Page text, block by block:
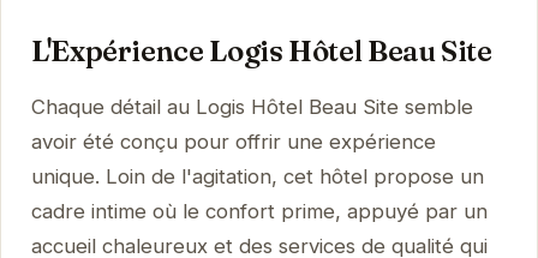
L'Expérience Logis Hôtel Beau Site
Chaque détail au Logis Hôtel Beau Site semble
avoir été conçu pour offrir une expérience
unique. Loin de l'agitation, cet hôtel propose un
cadre intime où le confort prime, appuyé par un
accueil chaleureux et des services de qualité qui